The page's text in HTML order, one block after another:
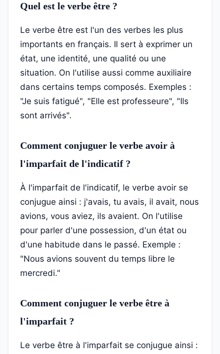
Quel est le verbe être ?
Le verbe être est l'un des verbes les plus
importants en français. Il sert à exprimer un
état, une identité, une qualité ou une
situation. On l'utilise aussi comme auxiliaire
dans certains temps composés. Exemples :
"Je suis fatigué", "Elle est professeure", "Ils
sont arrivés".
Comment conjuguer le verbe avoir à
l'imparfait de l'indicatif ?
À l'imparfait de l'indicatif, le verbe avoir se
conjugue ainsi : j'avais, tu avais, il avait, nous
avions, vous aviez, ils avaient. On l'utilise
pour parler d'une possession, d'un état ou
d'une habitude dans le passé. Exemple :
"Nous avions souvent du temps libre le
mercredi."
Comment conjuguer le verbe être à
l'imparfait ?
Le verbe être à l'imparfait se conjugue ainsi :